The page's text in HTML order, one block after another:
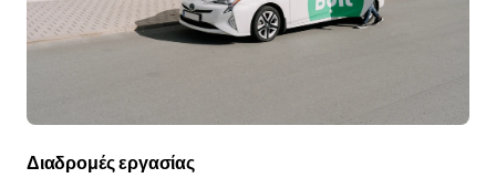
Διαδρομές εργασίας